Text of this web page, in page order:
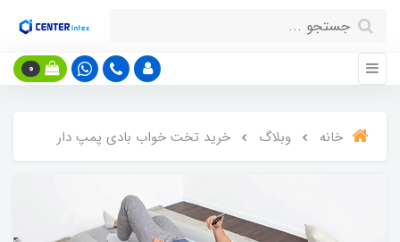
0
خانه وبلاگ خرید تخت خواب بادی پمپ دار